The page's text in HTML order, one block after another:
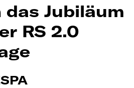
Jubiläum
RS 2.0